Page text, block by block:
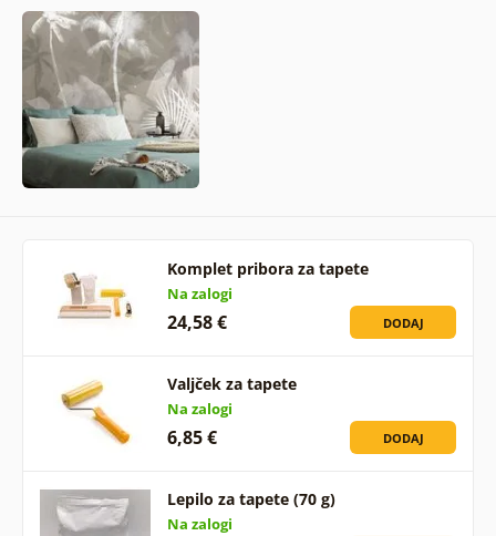
Komplet pribora za tapete
Na zalogi
24,58 € DODAJ
Valjček za tapete
Na zalogi
6,85 € DODAJ
Lepilo za tapete (70 g)
Na zalogi